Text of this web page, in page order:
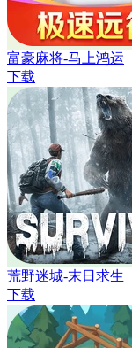
富豪麻将-马上鸿运
下载
荒野迷城-末日求生
下载